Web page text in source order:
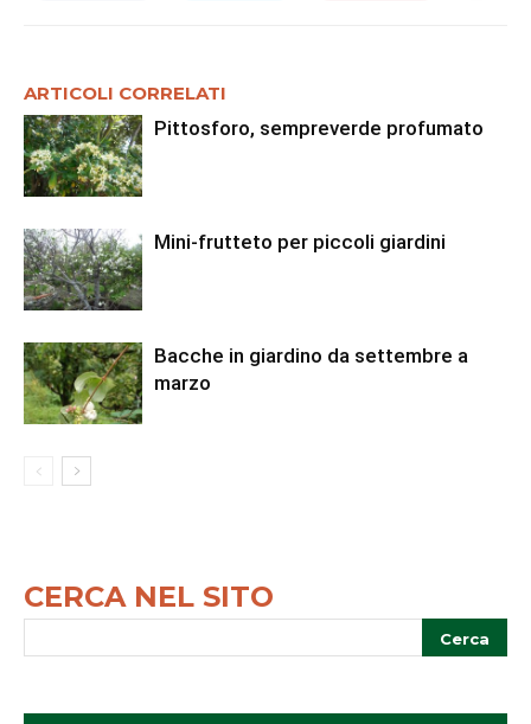
ARTICOLI CORRELATI
Pittosforo, sempreverde profumato
Mini-frutteto per piccoli giardini
Bacche in giardino da settembre a
marzo
CERCA NEL SITO